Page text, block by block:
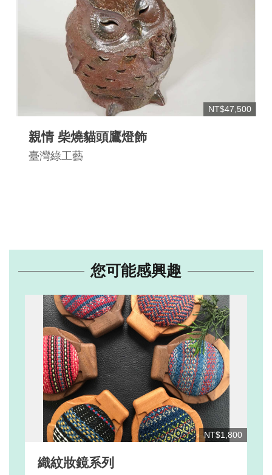
NT$47,500
親情 柴燒貓頭鷹燈飾
臺灣綠工藝
您可能感興趣
NT$1,800
織紋妝鏡系列